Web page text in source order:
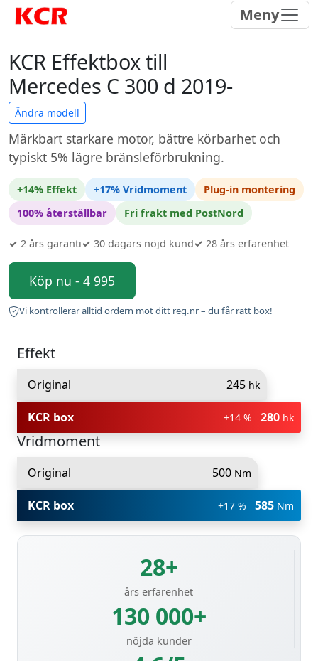
Meny
KCR Effektbox till
Mercedes C 300 d 2019-
Ändra modell
Märkbart starkare motor, bättre körbarhet och
typiskt 5% lägre bränsleförbrukning.
+14% Effekt +17% Vridmoment
Plug-in montering
100% återställbar
Fri frakt med PostNord
✓ 2 års garanti✓ 30 dagars nöjd kund✓ 28 års erfarenhet
Köp nu - 4 995
Vi kontrollerar alltid ordern mot ditt reg.nr – du får rätt box!
Effekt
Original 245 hk
KCR box +14 % 280 hk
Vridmoment
Original 500 Nm
KCR box +17 % 585 Nm
28+
års erfarenhet
130 000+
nöjda kunder